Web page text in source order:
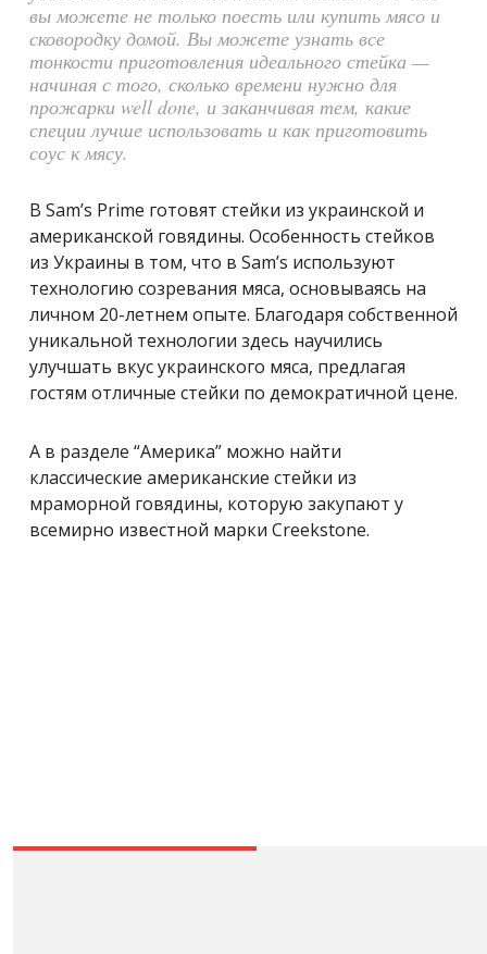
вы можете не только поесть или купить мясо и
сковородку домой. Вы можете узнать все
тонкости приготовления идеального стейка —
начиная с того, сколько времени нужно для
прожарки well done, и заканчивая тем, какие
специи лучше использовать и как приготовить
соус к мясу.
В Sam’s Prime готовят стейки из украинской и
американской говядины. Особенность стейков
из Украины в том, что в Sam’s используют
технологию созревания мяса, основываясь на
личном 20-летнем опыте. Благодаря собственной
уникальной технологии здесь научились
улучшать вкус украинского мяса, предлагая
гостям отличные стейки по демократичной цене.
А в разделе “Америка” можно найти
классические американские стейки из
мраморной говядины, которую закупают у
всемирно известной марки Creekstone.